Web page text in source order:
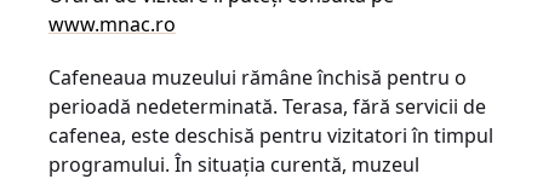
www.mnac.ro
Cafeneaua muzeului rămâne închisă pentru o
perioadă nedeterminată. Terasa, fără servicii de
cafenea, este deschisă pentru vizitatori în timpul
programului. În situația curentă, muzeul